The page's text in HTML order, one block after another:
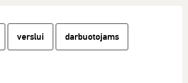
verslui darbuotojams